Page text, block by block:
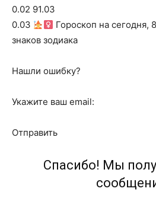
0.02 91.03
0.03
Гороскоп на сегодня,
знаков зодиака
Нашли ошибку?
Укажите ваш email:
Отправить
Спасибо! Мы